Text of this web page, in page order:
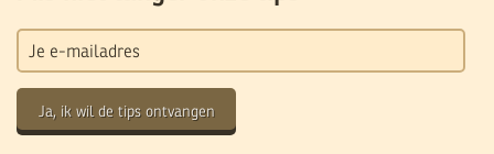
Ja, ik wil de tips ontvangen